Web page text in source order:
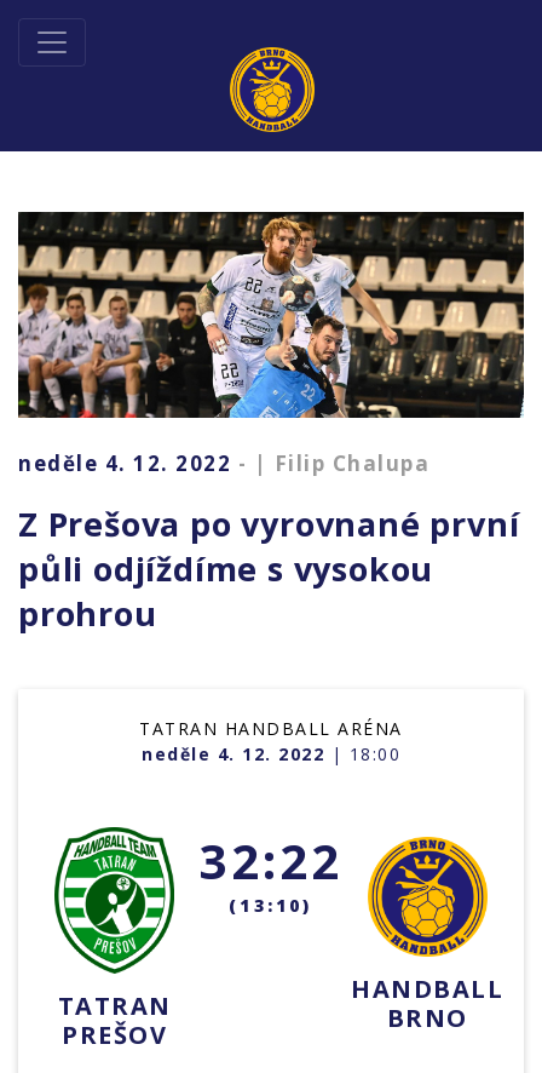
neděle 4. 12. 2022 - | Filip Chalupa
Z Prešova po vyrovnané první
půli odjíždíme s vysokou
prohrou
TATRAN HANDBALL ARÉNA
neděle 4. 12. 2022 | 18:00
TATRAN
PREŠOV
32:22
(13:10)
HANDBALL
BRNO